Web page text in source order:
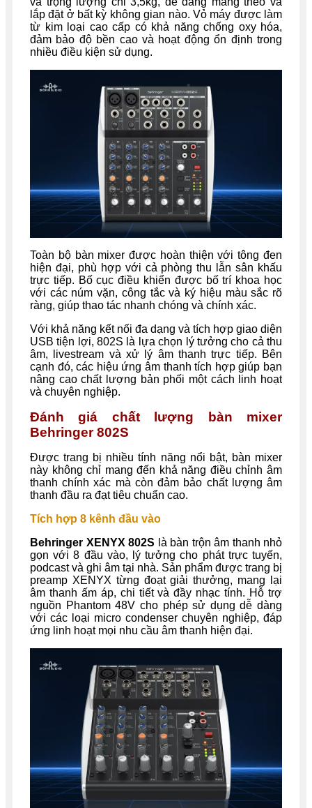
lắp đặt ở bất kỳ không gian nào. Vỏ máy được làm
từ kim loại cao cấp có khả năng chống oxy hóa,
đảm bảo độ bền cao và hoạt động ổn định trong
nhiều điều kiện sử dụng.
Toàn bộ bàn mixer được hoàn thiện với tông đen
hiện đại, phù hợp với cả phòng thu lẫn sân khấu
trực tiếp. Bố cục điều khiển được bố trí khoa học
với các núm vặn, công tắc và ký hiệu màu sắc rõ
ràng, giúp thao tác nhanh chóng và chính xác.
Với khả năng kết nối đa dạng và tích hợp giao diện
USB tiện lợi, 802S là lựa chọn lý tưởng cho cả thu
âm, livestream và xử lý âm thanh trực tiếp. Bên
cạnh đó, các hiệu ứng âm thanh tích hợp giúp bạn
nâng cao chất lượng bản phối một cách linh hoạt
và chuyên nghiệp.
Đánh giá chất lượng bàn mixer
Behringer 802S
Được trang bị nhiều tính năng nổi bật, bàn mixer
này không chỉ mang đến khả năng điều chỉnh âm
thanh chính xác mà còn đảm bảo chất lượng âm
thanh đầu ra đạt tiêu chuẩn cao.
Tích hợp 8 kênh đầu vào
Behringer XENYX 802S là bàn trộn âm thanh nhỏ
gọn với 8 đầu vào, lý tưởng cho phát trực tuyến,
podcast và ghi âm tại nhà. Sản phẩm được trang bị
preamp XENYX từng đoạt giải thưởng, mang lại
âm thanh ấm áp, chi tiết và đầy nhạc tính. Hỗ trợ
nguồn Phantom 48V cho phép sử dụng dễ dàng
với các loại micro condenser chuyên nghiệp, đáp
ứng linh hoạt mọi nhu cầu âm thanh hiện đại.